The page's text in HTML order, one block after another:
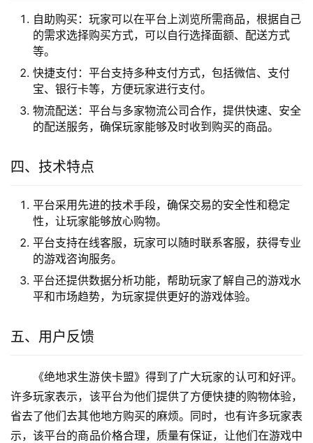
自助购买：玩家可以在平台上浏览所需商品，根据自己
的需求选择购买方式，可以自行选择面额、配送方式
等。
快捷支付：平台支持多种支付方式，包括微信、支付
宝、银行卡等，方便玩家进行支付。
物流配送：平台与多家物流公司合作，提供快速、安全
的配送服务，确保玩家能够及时收到购买的商品。
四、技术特点
平台采用先进的技术手段，确保交易的安全性和稳定
性，让玩家能够放心购物。
平台支持在线客服，玩家可以随时联系客服，获得专业
的游戏咨询服务。
平台还提供数据分析功能，帮助玩家了解自己的游戏水
平和市场趋势，为玩家提供更好的游戏体验。
五、用户反馈
《绝地求生游侠卡盟》得到了广大玩家的认可和好评。
许多玩家表示，该平台为他们提供了方便快捷的购物体验，
省去了他们去其他地方购买的麻烦。同时，也有许多玩家表
示，该平台的商品价格合理，质量有保证，让他们在游戏中